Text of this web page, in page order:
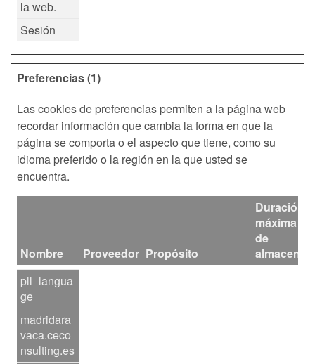
la web.
Sesión
Preferencias (1)
Las cookies de preferencias permiten a la página web
recordar información que cambia la forma en que la
página se comporta o el aspecto que tiene, como su
idioma preferido o la región en la que usted se
encuentra.
Nombre Proveedor Propósito
Duración
máxima
de
pll_langua
ge
madridara
vaca.ceco
nsulting.es